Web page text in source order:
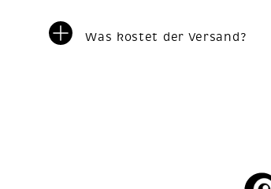
Was kostet der Versand?